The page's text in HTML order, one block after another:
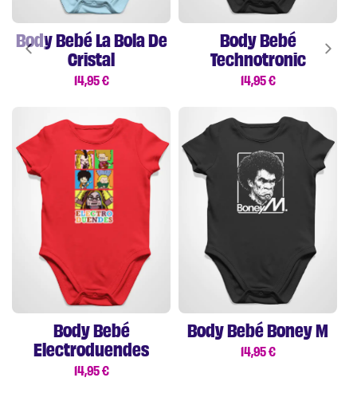
Body Bebé La Bola De
Cristal
14,95 €
Body Bebé
Technotronic
14,95 €
Body Bebé
Electroduendes
14,95 €
Body Bebé Boney M
14,95 €